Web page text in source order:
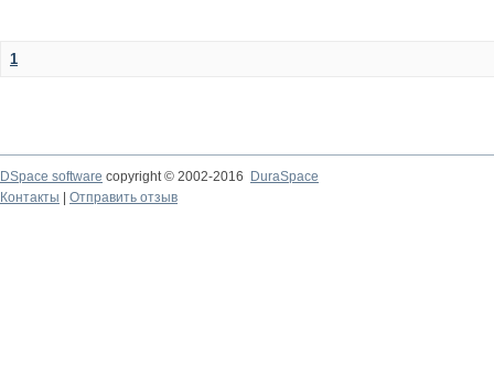
1
DSpace software copyright © 2002-2016
DuraSpace
Контакты
Отправить отзыв